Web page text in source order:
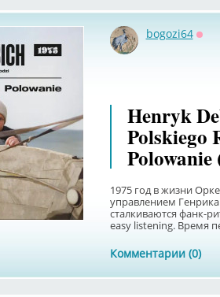
bogozi64
Henryk
Polskiego
Polowanie
1975 год в жизни
управлением
сталкиваются фанк-
easy listening. Время
Комментарии (0)